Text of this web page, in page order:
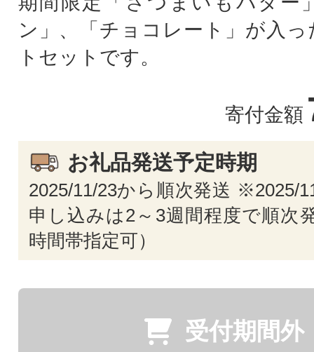
ン」、「チョコレート」が入
トセットです。
寄付金額
お礼品発送予定時期
2025/11/23から順次発送 ※2025/
申し込みは2～3週間程度で順次
時間帯指定可）
受付期間外